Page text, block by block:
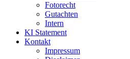
Fotorecht
Gutachten
Intern
KI Statement
Kontakt
Impressum